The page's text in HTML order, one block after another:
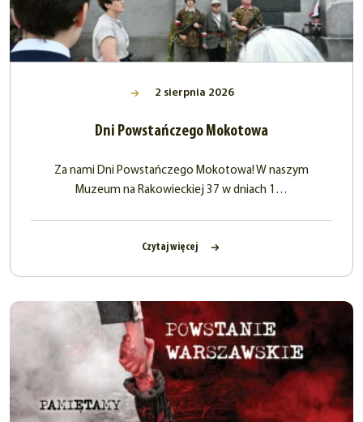
2 sierpnia 2026
Dni Powstańczego Mokotowa
Za nami Dni Powstańczego Mokotowa! W naszym
Muzeum na Rakowieckiej 37 w dniach 1…
Czytaj więcej